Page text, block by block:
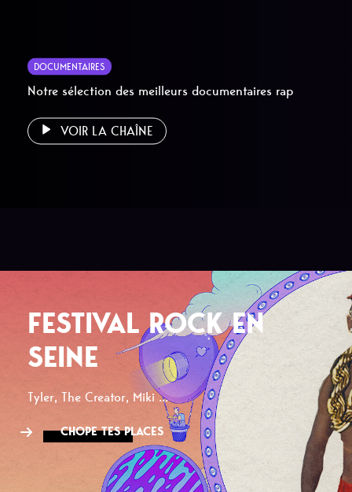
DOCUMENTAIRES
Notre sélection des meilleurs documentaires rap
VOIR LA CHAÎNE
FESTIVAL ROCK EN
SEINE
Tyler, The Creator, Miki ...
CHOPE TES PLACES